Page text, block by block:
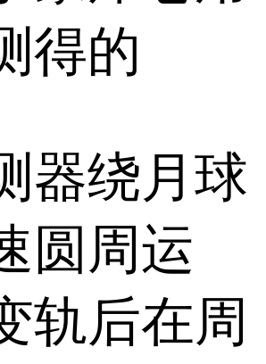
得的
器绕月球
圆周运
轨后在周